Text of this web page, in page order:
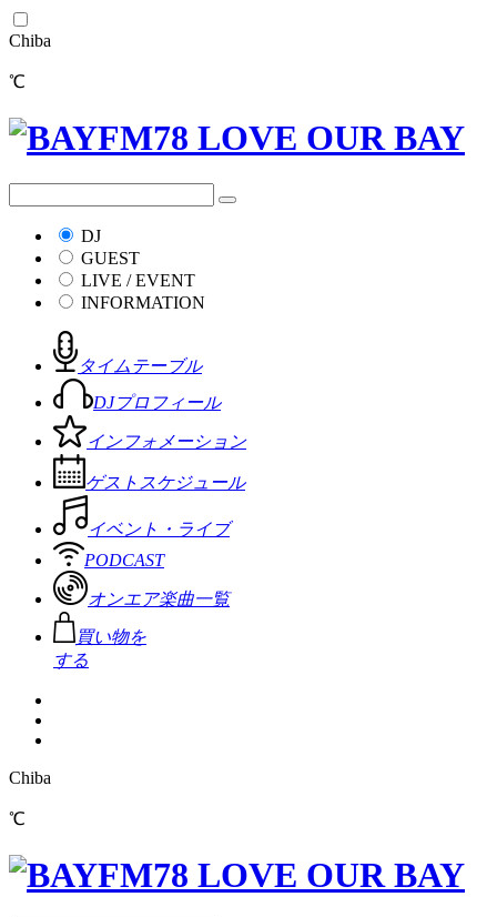
Chiba
℃
DJ
GUEST
LIVE / EVENT
INFORMATION
タイムテーブル
DJプロフィール
インフォメーション
ゲストスケジュール
イベント・ライブ
PODCAST
オンエア楽曲一覧
買い物を
する
Chiba
℃